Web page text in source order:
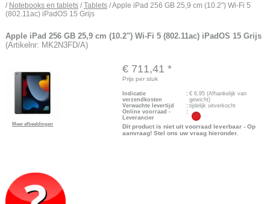
/ Notebooks en tablets /Tablets / Apple iPad 256 GB 25,9 cm (10.2") Wi-Fi 5
(802.11ac) iPadOS 15 Grijs
Apple iPad 256 GB 25,9 cm (10.2") Wi-Fi 5 (802.11ac) iPadOS 15 Grijs
(Artikelnr: MK2N3FD/A)
Meer afbeeldingen
€ 711,41 *
Prijs per stuk
Indicatie
verzendkosten
: € 6,95(Afhankelijk van
gewicht)
Verwachte levertijd
: tijdelijk uitverkocht
Online voorraad -
Leverancier
:
Dit product is niet uit voorraad leverbaar - Op
aanvraag! Stel ons uw vraag hieronder.